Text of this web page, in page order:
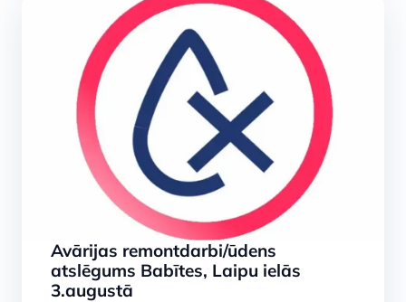
Avārijas remontdarbi/ūdens
atslēgums Babītes, Laipu ielās
3.augustā